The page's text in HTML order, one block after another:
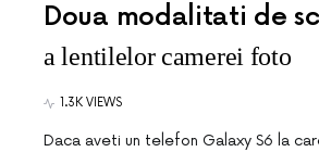
Doua modalitati de
a lentilelor camerei foto
1.3K VIEWS
Daca aveti un telefon Galaxy S6 la